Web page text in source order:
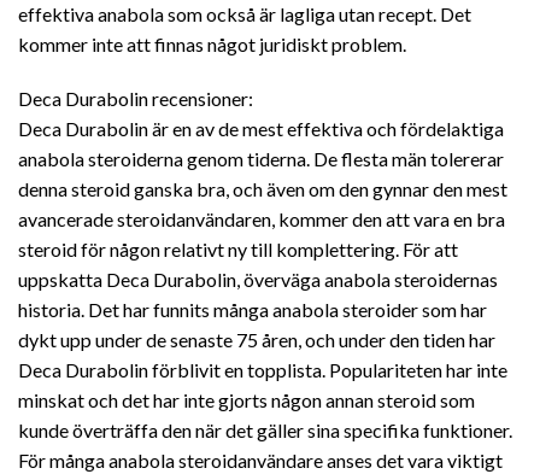
effektiva anabola som också är lagliga utan recept. Det
kommer inte att finnas något juridiskt problem.
Deca Durabolin recensioner:
Deca Durabolin är en av de mest effektiva och fördelaktiga
anabola steroiderna genom tiderna. De flesta män tolererar
denna steroid ganska bra, och även om den gynnar den mest
avancerade steroidanvändaren, kommer den att vara en bra
steroid för någon relativt ny till komplettering. För att
uppskatta Deca Durabolin, överväga anabola steroidernas
historia. Det har funnits många anabola steroider som har
dykt upp under de senaste 75 åren, och under den tiden har
Deca Durabolin förblivit en topplista. Populariteten har inte
minskat och det har inte gjorts någon annan steroid som
kunde överträffa den när det gäller sina specifika funktioner.
För många anabola steroidanvändare anses det vara viktigt